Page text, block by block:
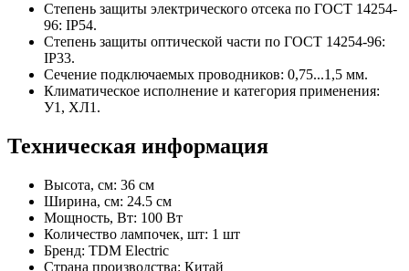
Степень защиты электрического отсека по ГОСТ 14254-
96: IP54.
Степень защиты оптической части по ГОСТ 14254-96:
IP33.
Сечение подключаемых проводников: 0,75...1,5 мм.
Климатическое исполнение и категория применения:
У1, ХЛ1.
Техническая информация
Высота, см: 36 см
Ширина, см: 24.5 см
Мощность, Вт: 100 Вт
Количество лампочек, шт: 1 шт
Бренд: TDM Electric
Страна производства: Китай